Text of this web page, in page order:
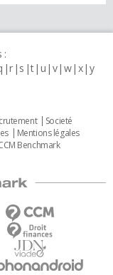
:
r s t u v w x y
Societé
Mentions légales
Benchmark